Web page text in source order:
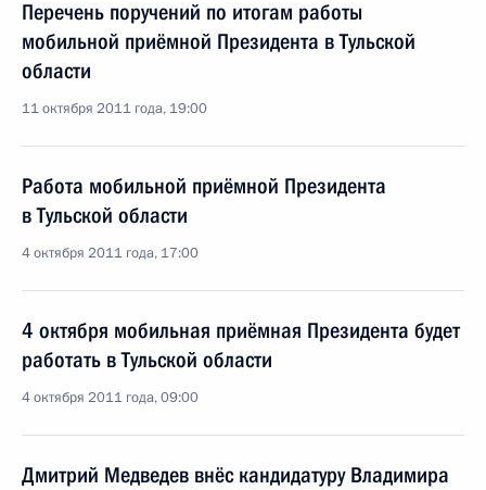
Перечень поручений по итогам работы
мобильной приёмной Президента в Тульской
области
11 октября 2011 года, 19:00
Работа мобильной приёмной Президента
в Тульской области
4 октября 2011 года, 17:00
4 октября мобильная приёмная Президента будет
работать в Тульской области
4 октября 2011 года, 09:00
Дмитрий Медведев внёс кандидатуру Владимира